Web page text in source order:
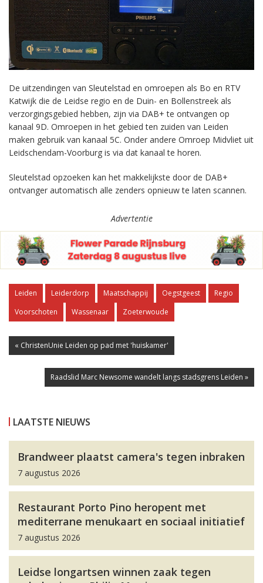
De uitzendingen van Sleutelstad en omroepen als Bo en RTV
Katwijk die de Leidse regio en de Duin- en Bollenstreek als
verzorgingsgebied hebben, zijn via DAB+ te ontvangen op
kanaal 9D. Omroepen in het gebied ten zuiden van Leiden
maken gebruik van kanaal 5C. Onder andere Omroep Midvliet uit
Leidschendam-Voorburg is via dat kanaal te horen.
Sleutelstad opzoeken kan het makkelijkste door de DAB+
ontvanger automatisch alle zenders opnieuw te laten scannen.
Advertentie
Leiden Leiderdorp Maatschappij Oegstgeest
Regio
Voorschoten
Wassenaar Zoeterwoude
« ChristenUnie Leiden op pad met 'huiskamer'
Raadslid Marc Newsome wandelt langs stadsgrens Leiden »
LAATSTE NIEUWS
Brandweer plaatst camera's tegen inbraken
7 augustus 2026
Restaurant Porto Pino heropent met
mediterrane menukaart en sociaal initiatief
7 augustus 2026
Leidse longartsen winnen zaak tegen